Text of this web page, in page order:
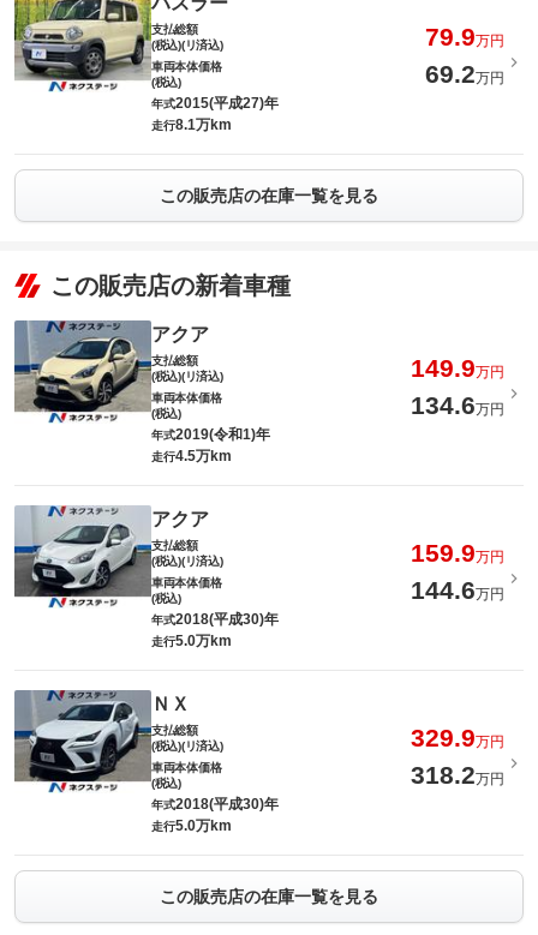
支払総額
(税込)(リ済込)
79.9万円
車両本体価格
(税込)
69.2万円
年式2015(平成27)年
走行8.1万km
この販売店の在庫一覧を見る
この販売店の新着車種
アクア
支払総額
(税込)(リ済込)
149.9万円
車両本体価格
(税込)
134.6万円
年式2019(令和1)年
走行4.5万km
アクア
支払総額
(税込)(リ済込)
159.9万円
車両本体価格
(税込)
144.6万円
年式2018(平成30)年
走行5.0万km
ＮＸ
支払総額
(税込)(リ済込)
329.9万円
車両本体価格
(税込)
318.2万円
年式2018(平成30)年
走行5.0万km
この販売店の在庫一覧を見る